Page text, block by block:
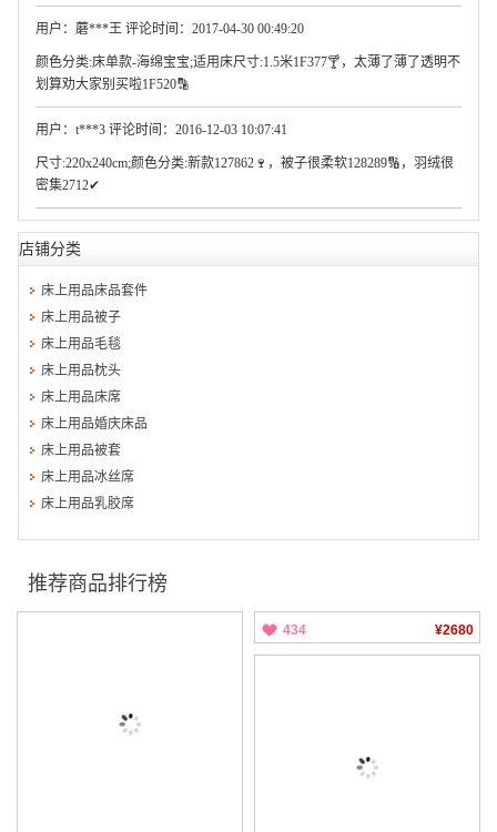
用户：蘑***王 评论时间：2017-04-30 00:49:20
颜色分类:床单款-海绵宝宝;适用床尺寸:1.5米1F377🍸，太薄了薄了透明不
划算劝大家别买啦1F520🔡
用户：t***3 评论时间：2016-12-03 10:07:41
尺寸:220x240cm;颜色分类:新款127862🍷，被子很柔软128289🔢，羽绒很
密集2712✔
店铺分类
床上用品床品套件
床上用品被子
床上用品毛毯
床上用品枕头
床上用品床席
床上用品婚庆床品
床上用品被套
床上用品冰丝席
床上用品乳胶席
推荐商品排行榜
434 ¥2680